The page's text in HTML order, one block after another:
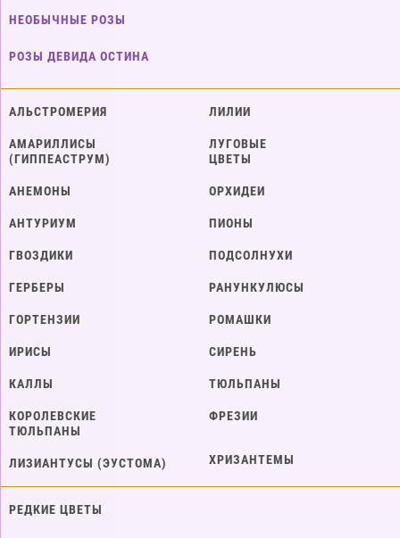
НЕОБЫЧНЫЕ РОЗЫ
РОЗЫ ДЕВИДА ОСТИНА
АЛЬСТРОМЕРИЯ
АМАРИЛЛИСЫ
(ГИППЕАСТРУМ)
АНЕМОНЫ
АНТУРИУМ
ГВОЗДИКИ
ГЕРБЕРЫ
ГОРТЕНЗИИ
ИРИСЫ
КАЛЛЫ
КОРОЛЕВСКИЕ
ТЮЛЬПАНЫ
ЛИЗИАНТУСЫ (ЭУСТОМА)
ЛИЛИИ
ЛУГОВЫЕ
ЦВЕТЫ
ОРХИДЕИ
ПИОНЫ
ПОДСОЛНУХИ
РАНУНКУЛЮСЫ
РОМАШКИ
СИРЕНЬ
ТЮЛЬПАНЫ
ФРЕЗИИ
ХРИЗАНТЕМЫ
РЕДКИЕ ЦВЕТЫ